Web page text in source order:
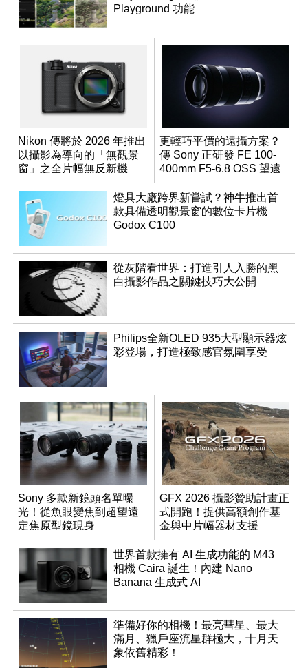
Playground 功能
Nikon 傳將於 2026 年推出
以攝影為導向的「無觀景
窗」之全片幅無反新機
更輕巧平價的遠攝方案？
傳 Sony 正研發 FE 100-
400mm F5-6.8 OSS 望遠
變焦鏡頭
燈具大廠跨界新嘗試？神牛推出首
款具備透明觀景窗的數位卡片機
Godox C100
從灰階看世界：打造引人入勝的黑
白攝影作品之關鍵技巧大公開
Philips全新OLED 935大型顯示器炫
彩登場，打造極致感官氛圍享受
Sony 多款新鏡頭名單曝
光！從魚眼變焦到超望遠
定焦原型鏡現身
GFX 2026 攝影贊助計畫正
式開跑！提供高額創作基
金與中片幅器材支援
世界首款擁有 AI 生成功能的 M43
相機 Caira 誕生！內建 Nano
Banana 生成式 AI
準備好你的相機！最亮彗星、最大
滿月、獵戶座流星群極大，十月天
象依舊精彩！